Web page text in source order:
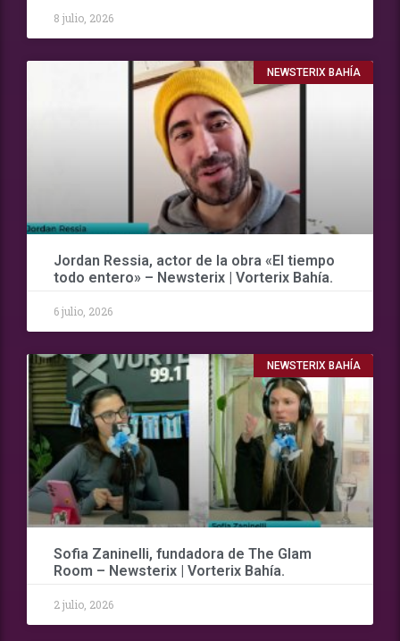
8 julio, 2026
NEWSTERIX BAHÍA
Jordan Ressia, actor de la obra «El tiempo
todo entero» – Newsterix | Vorterix Bahía.
6 julio, 2026
NEWSTERIX BAHÍA
Sofia Zaninelli, fundadora de The Glam
Room – Newsterix | Vorterix Bahía.
2 julio, 2026